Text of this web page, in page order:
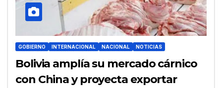
GOBIERNO INTERNACIONAL NACIONAL NOTICIAS
Bolivia amplía su mercado cárnico
con China y proyecta exportar